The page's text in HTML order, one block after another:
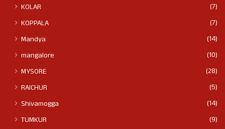
KOLAR
(7)
KOPPALA
(7)
Mandya
(14)
mangalore
(10)
MYSORE
(28)
RAICHUR
(5)
Shivamogga
(14)
TUMKUR
(9)